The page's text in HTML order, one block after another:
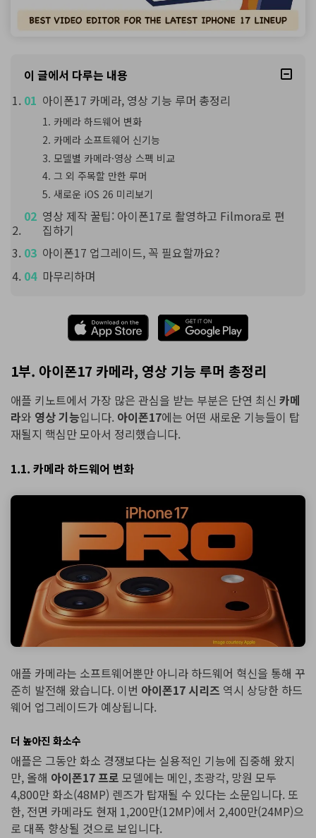
이 글에서 다루는 내용
아이폰17 카메라, 영상 기능 루머 총정리
카메라 하드웨어 변화
카메라 소프트웨어 신기능
모델별 카메라·영상 스펙 비교
그 외 주목할 만한 루머
새로운 iOS 26 미리보기
영상 제작 꿀팁: 아이폰17로 촬영하고 Filmora로 편
집하기
아이폰17 업그레이드, 꼭 필요할까요?
마무리하며
1부. 아이폰17 카메라, 영상 기능 루머 총정리
애플 키노트에서 가장 많은 관심을 받는 부분은 단연 최신 카메
라와 영상 기능입니다. 아이폰17에는 어떤 새로운 기능들이 탑
재될지 핵심만 모아서 정리했습니다.
1.1. 카메라 하드웨어 변화
애플 카메라는 소프트웨어뿐만 아니라 하드웨어 혁신을 통해 꾸
준히 발전해 왔습니다. 이번 아이폰17 시리즈 역시 상당한 하드
웨어 업그레이드가 예상됩니다.
더 높아진 화소수
애플은 그동안 화소 경쟁보다는 실용적인 기능에 집중해 왔지
만, 올해 아이폰17 프로 모델에는 메인, 초광각, 망원 모두
4,800만 화소(48MP) 렌즈가 탑재될 수 있다는 소문입니다. 또
한, 전면 카메라도 현재 1,200만(12MP)에서 2,400만(24MP)으
로 대폭 향상될 것으로 보입니다.